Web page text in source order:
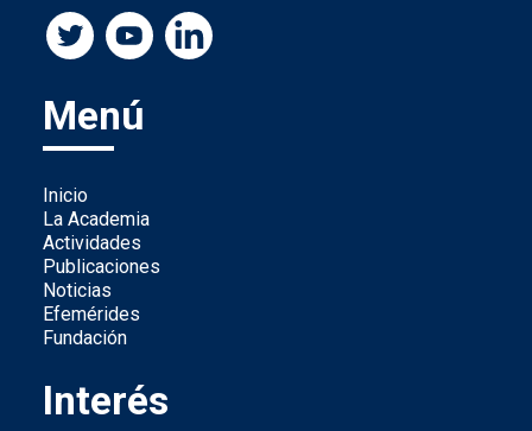
Menú
Inicio
La Academia
Actividades
Publicaciones
Noticias
Efemérides
Fundación
Interés